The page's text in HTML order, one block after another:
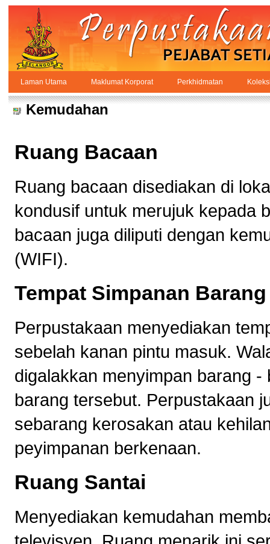
Skip to Content
PPSUKSEL
Kemudahan
Laman Utama Maklumat Korporat Perkhidmatan
Kemudahan
Ruang Bacaan
Ruang bacaan disediakan di
kondusif untuk merujuk kepada
bacaan juga diliputi dengan
(WIFI).
Tempat Simpanan Barang
Perpustakaan menyediakan
sebelah kanan pintu masuk.
digalakkan menyimpan barang
barang tersebut. Perpustakaan
sebarang kerosakan atau
peyimpanan berkenaan.
Ruang Santai
Menyediakan kemudahan